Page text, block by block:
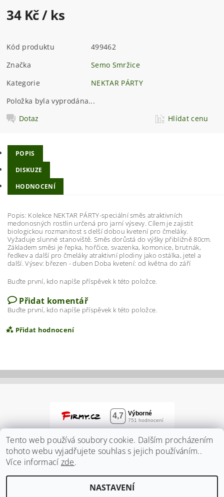
34 Kč/ ks
Kód produktu
499462
Značka
Semo Smržice
Kategorie
NEKTAR PÁRTY
Položka byla vyprodána...
Dotaz
Hlídat cenu
POPIS
DISKUZE
HODNOCENÍ
Popis: Kolekce NEKTAR PÁRTY-speciální směs atraktivních
medonosných rostlin určená pro jarní výsevy. Cílem je zajistit
biologickou rozmanitost s delší dobou kvetení pro čmeláky.
Vyžaduje slunné stanoviště. Směs dorůstá do výšky přibližně 80cm.
Základem směsi je řepka, hořčice, svazenka, komonice, brutnák,
ředkev a další pro čmeláky atraktivní plodiny jako ostálka, jetel a
další. Výsev: březen - duben Doba kvetení: od května do září
Buďte první, kdo napíše příspěvek k této položce.
Přidat komentář
Buďte první, kdo napíše příspěvek k této položce.
Přidat hodnocení
Vložením hodnocení souhlasíte spodmínkami
ochrany osobních údajů
Tento web používá soubory cookie. Dalším procházením
tohoto webu vyjadřujete souhlas s jejich používáním..
Více informací zde.
NASTAVENÍ